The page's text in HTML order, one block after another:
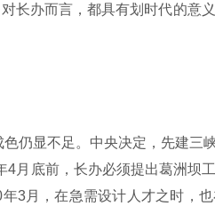
长办而言，都具有划时代的意
显不足。中央决定，先建三
月底前，长办必须提出葛洲坝
3月，在急需设计人才之时，